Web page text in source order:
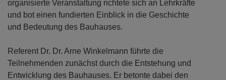
organisierte Veranstaltung richtete sich an Lehrkräfte
und bot einen fundierten Einblick in die Geschichte
und Bedeutung des Bauhauses.
Referent Dr. Dr. Arne Winkelmann führte die
Teilnehmenden zunächst durch die Entstehung und
Entwicklung des Bauhauses. Er betonte dabei den